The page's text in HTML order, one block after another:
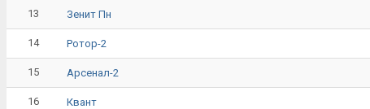
13 Зенит Пн
14 Ротор-2
15 Арсенал-2
16 Квант